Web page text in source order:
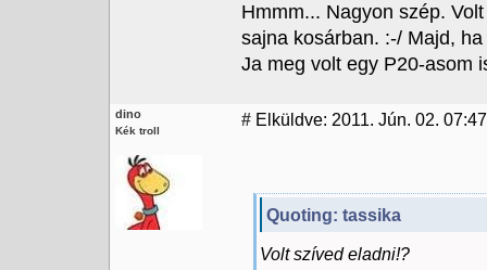
Hmmm... Nagyon szép.
sajna kosárban. :-/ Majd,
Ja meg volt egy P20-asom
dino
Kék troll
# Elküldve: 2011. Jún. 02.
Quoting: tassika
Volt szíved eladni!?